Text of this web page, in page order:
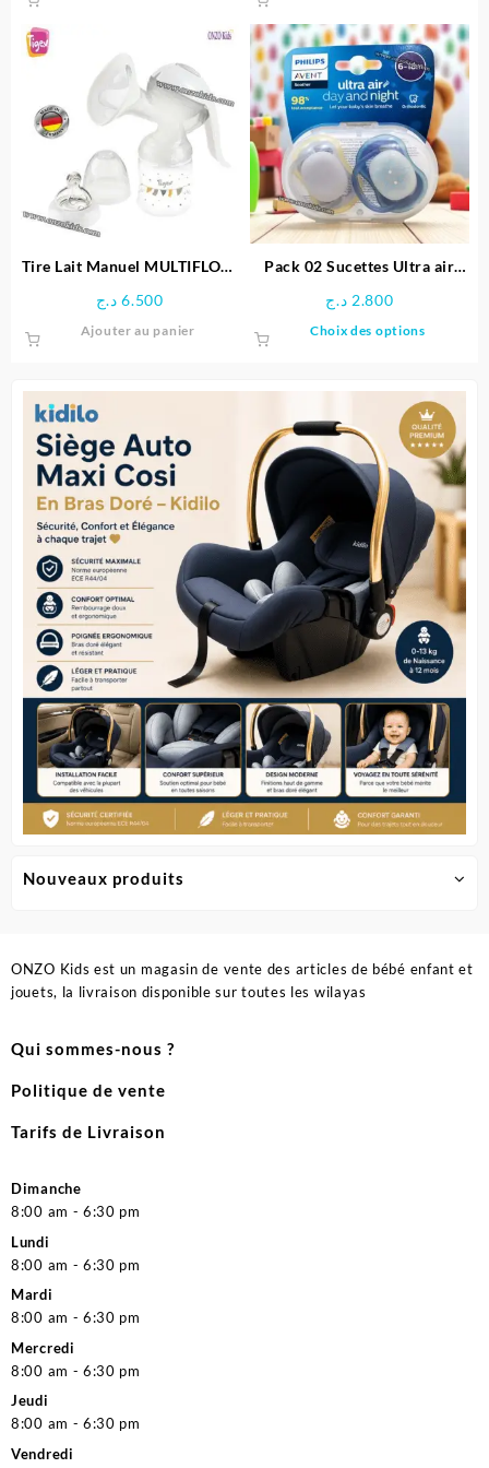
Nouveaux produits
Tire Lait Manuel MULTIFLOW
6.500 د.ج
Ajouter au panier
Pack 02 Sucettes Ultra air
AVENT PHILIPS
2.800 د.ج
Choix des options
Les
options
être
choisies
page
du
produit
ONZO Kids est un magasin de vente des articles de bébé enfant et
jouets, la livraison disponible sur toutes les wilayas
Qui sommes-nous ?
Politique de vente
Tarifs de Livraison
Dimanche
8:00 am - 6:30 pm
Lundi
8:00 am - 6:30 pm
Mardi
8:00 am - 6:30 pm
Mercredi
8:00 am - 6:30 pm
Jeudi
8:00 am - 6:30 pm
Vendredi